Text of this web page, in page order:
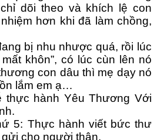
dõi theo và khích lệ con
hơn khi đã làm chồng,
bị nhu nhược quá, rồi lúc
khôn”, có lúc cùn lên nó
con dâu thì mẹ dạy nó
lắm em ạ…
thực hành Yêu Thương Với
5: Thực hành viết bức thư
cho người thân.